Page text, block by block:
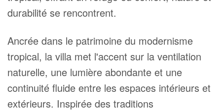
durabilité se rencontrent.
Ancrée dans le patrimoine du modernisme
tropical, la villa met l'accent sur la ventilation
naturelle, une lumière abondante et une
continuité fluide entre les espaces intérieurs et
extérieurs. Inspirée des traditions